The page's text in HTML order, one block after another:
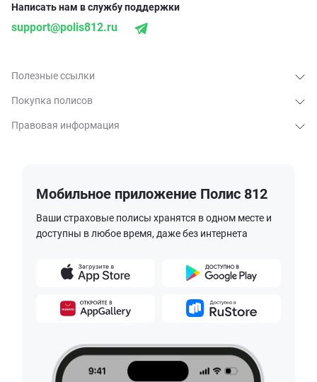
Полезные ссылки
Покупка полисов
Правовая информация
Написать нам в службу поддержки
support@polis812.ru
Мобильное приложение Полис 812
Ваши страховые полисы хранятся в одном месте и
доступны в любое время, даже без интернета